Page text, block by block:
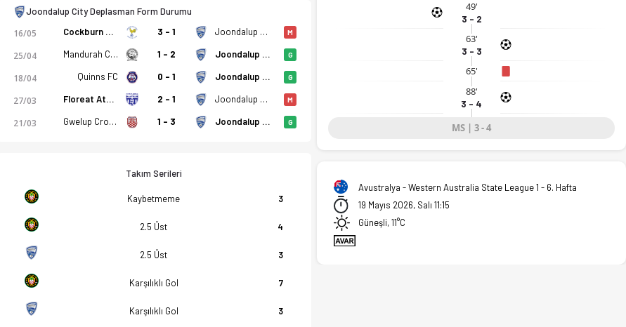
Joondalup City Deplasman Form Durumu
16/05 Cockburn City 3 - 1 Joondalup City M
25/04 Mandurah City 1 - 2 Joondalup City G
18/04 Quinns FC 0 - 1 Joondalup City G
27/03 Floreat Athena 2 - 1 Joondalup City M
21/03 Gwelup Croatia SC 1 - 3 Joondalup City G
Takım Serileri
Kaybetmeme 3
2.5 Üst 4
2.5 Üst 3
Karşılıklı Gol 7
Karşılıklı Gol 3
49'
3 - 2
63'
3 - 3
65'
88'
3 - 4
MS | 3 - 4
Avustralya - Western Australia State League 1 - 6. Hafta
19 Mayıs 2026, Salı 11:15
Güneşli, 11°C